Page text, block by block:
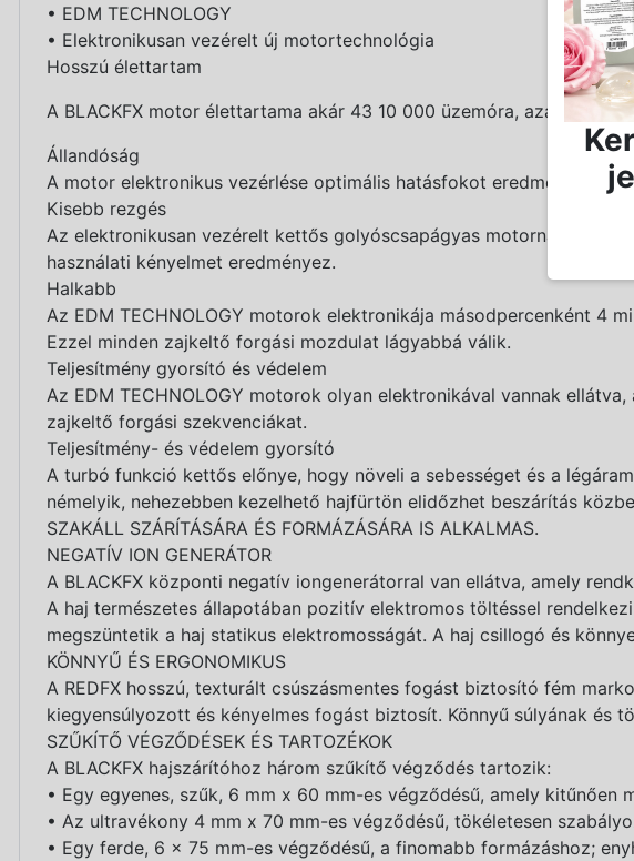
• EDM TECHNOLOGY
• Elektronikusan vezérelt új motortechnológia
Hosszú élettartam
A BLACKFX motor élettartama akár 43 10 000 üzemóra, azaz 10-
Állandóság
A motor elektronikus vezérlése optimális hatásfokot eredményez.
Kisebb rezgés
Az elektronikusan vezérelt kettős golyóscsapágyas motornak
használati kényelmet eredményez.
Halkabb
Az EDM TECHNOLOGY motorok elektronikája másodpercenként 4
Ezzel minden zajkeltő forgási mozdulat lágyabbá válik.
Teljesítmény gyorsító és védelem
Az EDM TECHNOLOGY motorok olyan elektronikával vannak
zajkeltő forgási szekvenciákat.
Teljesítmény- és védelem gyorsító
A turbó funkció kettős előnye, hogy növeli a sebességet és a
némelyik, nehezebben kezelhető hajfürtön elidőzhet beszárítás
SZAKÁLL SZÁRÍTÁSÁRA ÉS FORMÁZÁSÁRA IS ALKALMAS.
NEGATÍV ION GENERÁTOR
A BLACKFX központi negatív iongenerátorral van ellátva, amely
A haj természetes állapotában pozitív elektromos töltéssel
megszüntetik a haj statikus elektromosságát. A haj csillogó és
KÖNNYŰ ÉS ERGONOMIKUS
A REDFX hosszú, texturált csúszásmentes fogást biztosító fém
kiegyensúlyozott és kényelmes fogást biztosít. Könnyű súlyának és
SZŰKÍTŐ VÉGZŐDÉSEK ÉS TARTOZÉKOK
A BLACKFX hajszárítóhoz három szűkítő végződés tartozik:
• Egy egyenes, szűk, 6 mm x 60 mm-es végződésű, amely
• Az ultravékony 4 mm x 70 mm-es végződésű, tökéletesen
• Egy ferde, 6 x 75 mm-es végződésű, a finomabb formázáshoz;